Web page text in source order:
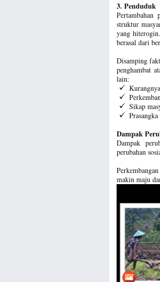
3. Penduduk
Pertambahan
struktur
yang
berasal dari
Disamping
penghambat
lain:
Sikap
Dampak
Dampak
perubahan
makin maju